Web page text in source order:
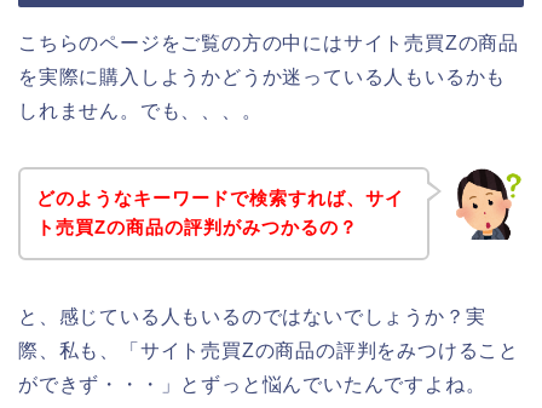
こちらのページをご覧の方の中にはサイト売買Zの商品
を実際に購入しようかどうか迷っている人もいるかも
しれません。でも、、、。
どのようなキーワードで検索すれば、サイ
ト売買Zの商品の評判がみつかるの？
と、感じている人もいるのではないでしょうか？実
際、私も、「サイト売買Zの商品の評判をみつけること
ができず・・・」とずっと悩んでいたんですよね。